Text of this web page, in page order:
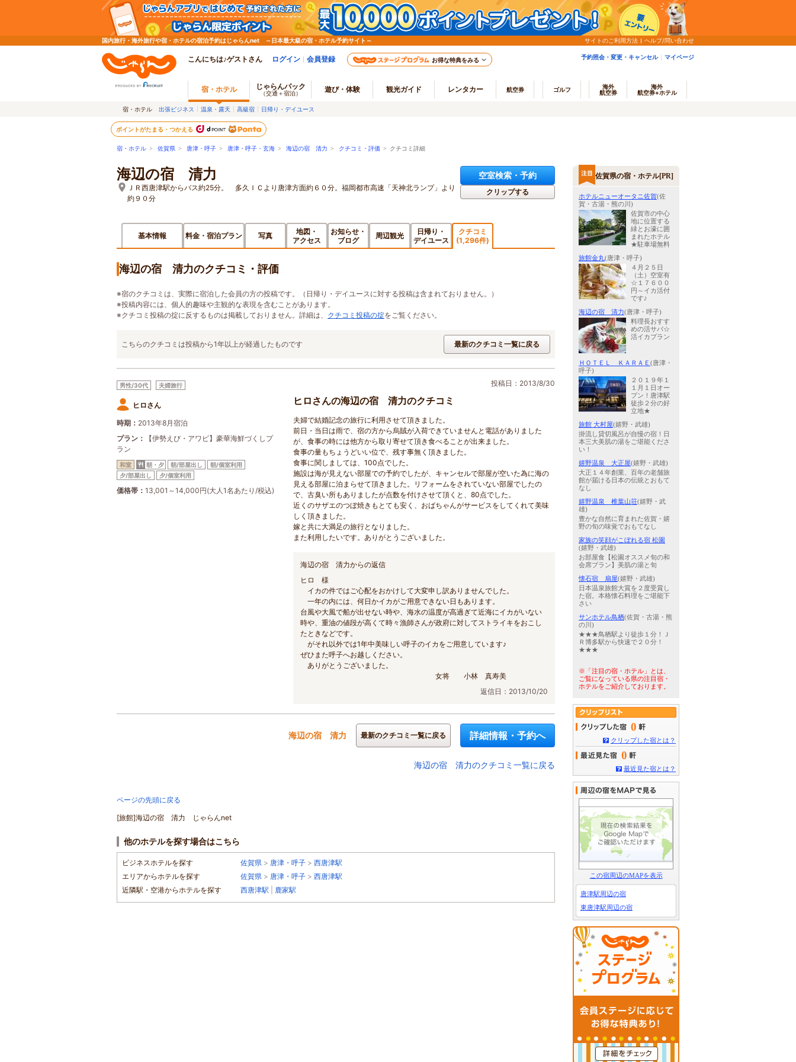
国内旅行・海外旅行や宿・ホテルの宿泊予約はじゃらんnet ～日本最大級の宿・ホテル予約サイト～ サイトのご利用方法 ヘルプ/問い合わせ
こんにちは♪ゲストさん ログイン 会員登録 お得な特典をみる 予約照会・変更・キャンセル マイページ
宿・ホテル じゃらんパック
（交通＋宿泊） 遊び・体験 観光ガイド レンタカー 航空券 ゴルフ
海外
航空券
海外
航空券+ホテル
宿・ホテル 出張ビジネス 温泉・露天 高級宿 日帰り・デイユース
ポイントがたまる・つかえる
宿・ホテル > 佐賀県 > 唐津・呼子 > 唐津・呼子・玄海 > 海辺の宿 清力 > クチコミ・評価 > クチコミ詳細
海辺の宿 清力
ＪＲ西唐津駅からバス約25分。 多久ＩＣより唐津方面約６０分。福岡都市高速「天神北ランプ」より
約９０分
空室検索・予約
クリップする
基本情報 料金・宿泊プラン 写真
地図・
アクセス
お知らせ・
ブログ
周辺観光
日帰り・
デイユース
クチコミ
(1,296件)
海辺の宿 清力のクチコミ・評価
※宿のクチコミは、実際に宿泊した会員の方の投稿です。（日帰り・デイユースに対する投稿は含まれておりません。）
※投稿内容には、個人的趣味や主観的な表現を含むことがあります。
※クチコミ投稿の掟に反するものは掲載しておりません。詳細は、 クチコミ投稿の掟をご覧ください。
こちらのクチコミは投稿から1年以上が経過したものです 最新のクチコミ一覧に戻る
男性/30代 夫婦旅行
ヒロさん
時期
2013年8月宿泊
プラン
【伊勢えび・アワビ】豪華海鮮づくしプ
ラン
和室 朝・夕 朝/部屋出し
朝/個室利用
夕/部屋出し
夕/個室利用
価格帯 13,001～14,000円(大人1名あたり/税込)
投稿日：2013/8/30
ヒロさんの海辺の宿 清力のクチコミ
夫婦で結婚記念の旅行に利用させて頂きました。
前日・当日は雨で、宿の方から烏賊が入荷できていませんと電話がありました
が、食事の時には他方から取り寄せて頂き食べることが出来ました。
食事の量もちょうどいい位で、残す事無く頂きました。
食事に関しましては、100点でした。
施設は海が見えない部屋での予約でしたが、キャンセルで部屋が空いた為に海の
見える部屋に泊まらせて頂きました。リフォームをされていない部屋でしたの
で、古臭い所もありましたが点数を付けさせて頂くと、80点でした。
近くのサザエのつぼ焼きもとても安く、おばちゃんがサービスをしてくれて美味
しく頂きました。
嫁と共に大満足の旅行となりました。
また利用したいです。ありがとうございました。
海辺の宿 清力からの返信
ヒロ 様
イカの件ではご心配をおかけして大変申し訳ありませんでした。
一年の内には、何日かイカがご用意できない日もあります。
台風や大風で船が出せない時や、海水の温度が高過ぎて近海にイカがいない
時や、重油の値段が高くて時々漁師さんが政府に対してストライキをおこし
たときなどです。
がそれ以外では1年中美味しい呼子のイカをご用意しています♪
ぜひまた呼子へお越しください。
ありがとうございました。
女将 小林 真寿美
返信日：2013/10/20
海辺の宿 清力 最新のクチコミ一覧に戻る 詳細情報・予約へ
海辺の宿 清力のクチコミ一覧に戻る
ページの先頭に戻る
[旅館]海辺の宿 清力 じゃらんnet
他のホテルを探す場合はこちら
ビジネスホテルを探す 佐賀県 > 唐津・呼子 > 西唐津駅
エリアからホテルを探す
佐賀県 > 唐津・呼子 > 西唐津駅
近隣駅・空港からホテルを探す
西唐津駅 鹿家駅
佐賀県の宿・ホテル[PR]
ホテルニューオータニ佐賀(佐
賀・古湯・熊の川)
佐賀市の中心
地に位置する
緑とお濠に囲
まれたホテル
★駐車場無料
旅館金丸(唐津・呼子)
４月２５日
（土）空室有
☆１７６００
円～イカ活付
です♪
海辺の宿 清力(唐津・呼子)
料理長おすす
めの活サバ☆
活イカプラン
ＨＯＴＥＬ ＫＡＲＡＥ (唐津・
呼子)
２０１９年１
１月１日オー
プン！唐津駅
徒歩２分の好
立地★
旅館 大村屋(嬉野・武雄)
掛流し貸切風呂が自慢の宿！日
本三大美肌の湯をご堪能くださ
い！
嬉野温泉 大正屋(嬉野・武雄)
大正１４年創業、百年の老舗旅
館が届ける日本の伝統とおもて
なし
嬉野温泉 椎葉山荘(嬉野・武
雄)
豊かな自然に育まれた佐賀・嬉
野の旬の味覚でおもてなし
家族の笑顔がこぼれる宿 松園
(嬉野・武雄)
お部屋食【松園オススメ旬の和
会席プラン】美肌の湯と旬
懐石宿 扇屋(嬉野・武雄)
日本温泉旅館大賞を２度受賞し
た宿。本格懐石料理をご堪能下
さい
サンホテル鳥栖(佐賀・古湯・熊
の川)
★★★鳥栖駅より徒歩１分！Ｊ
Ｒ博多駅から快速で２０分！
★★★
※「注目の宿・ホテル」とは、
ご覧になっている県の注目宿・
ホテルをご紹介しております。
0
クリップした宿とは？
0
最近見た宿とは？
この宿周辺のMAPを表示
唐津駅周辺の宿
東唐津駅周辺の宿